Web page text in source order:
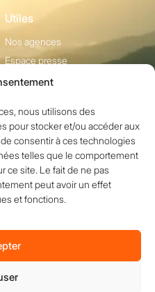
nous utilisons des
pour stocker et/ou accéder aux
consentir à ces technologies
telles que le comportement
ce site. Le fait de ne pas
peut avoir un effet
et fonctions.
Utiles
Nos agences
Espace presse
Réseaux sociaux
droits réservés.